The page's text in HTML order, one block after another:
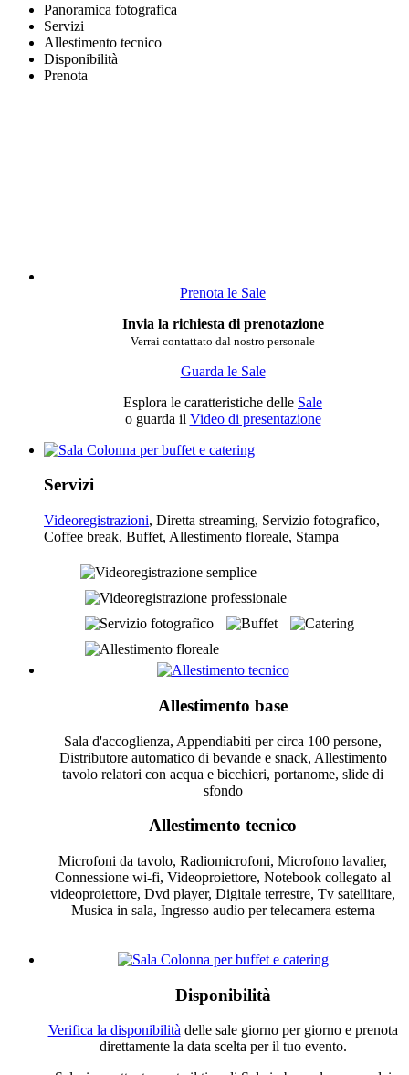
Panoramica fotografica
Servizi
Allestimento tecnico
Disponibilità
Prenota
Prenota le Sale
Invia la richiesta di prenotazione
Verrai contattato dal nostro personale
Guarda le Sale
Esplora le caratteristiche delle Sale
o guarda il Video di presentazione
Servizi
Videoregistrazioni, Diretta streaming, Servizio fotografico,
Coffee break, Buffet, Allestimento floreale, Stampa
Allestimento base
Sala d'accoglienza, Appendiabiti per circa 100 persone,
Distributore automatico di bevande e snack, Allestimento
tavolo relatori con acqua e bicchieri, portanome, slide di
sfondo
Allestimento tecnico
Microfoni da tavolo, Radiomicrofoni, Microfono lavalier,
Connessione wi-fi, Videoproiettore, Notebook collegato al
videoproiettore, Dvd player, Digitale terrestre, Tv satellitare,
Musica in sala, Ingresso audio per telecamera esterna
Disponibilità
Verifica la disponibilità delle sale giorno per giorno e prenota
direttamente la data scelta per il tuo evento.